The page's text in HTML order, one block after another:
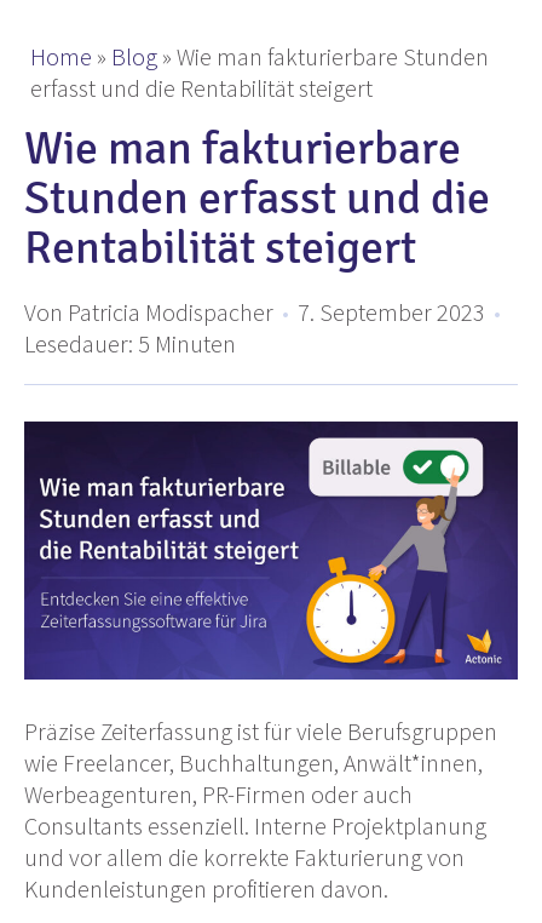
Home » Blog » Wie man fakturierbare Stunden
erfasst und die Rentabilität steigert
Wie man fakturierbare
Stunden erfasst und die
Rentabilität steigert
Von Patricia Modispacher • 7. September 2023 •
Lesedauer: 5 Minuten
Präzise Zeiterfassung ist für viele Berufsgruppen
wie Freelancer, Buchhaltungen, Anwält*innen,
Werbeagenturen, PR-Firmen oder auch
Consultants essenziell. Interne Projektplanung
und vor allem die korrekte Fakturierung von
Kundenleistungen profitieren davon.